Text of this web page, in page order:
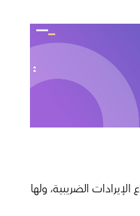
الضريبية، ولها